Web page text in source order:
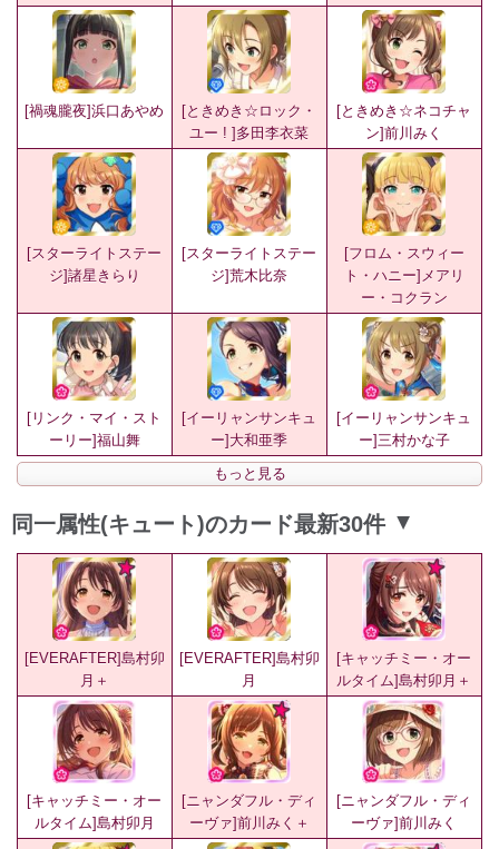
[禍魂朧夜]浜口あやめ
[ときめき☆ロック・
ユー ! ]多田李衣菜
[ときめき☆ネコチャ
ン]前川みく
[スターライトステー
ジ]諸星きらり
[スターライトステー
ジ]荒木比奈
[フロム・スウィー
ト・ハニー]メアリ
ー・コクラン
[リンク・マイ・スト
ーリー]福山舞
[イーリャンサンキュ
ー]大和亜季
[イーリャンサンキュ
ー]三村かな子
もっと見る
同一属性(キュート)のカード最新30件 ▲
[EVERAFTER]島村卯
月＋
[EVERAFTER]島村卯
月
[キャッチミー・オー
ルタイム]島村卯月＋
[キャッチミー・オー
ルタイム]島村卯月
[ニャンダフル・ディ
ーヴァ]前川みく＋
[ニャンダフル・ディ
ーヴァ]前川みく